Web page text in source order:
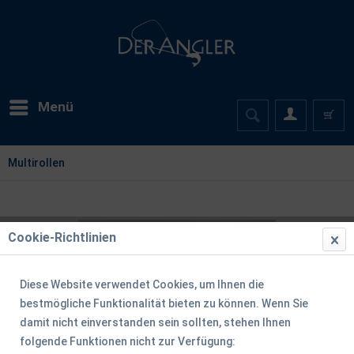
Menü
Multirollen
Cookie-Richtlinien
Diese Website verwendet Cookies, um Ihnen die
bestmögliche Funktionalität bieten zu können. Wenn Sie
damit nicht einverstanden sein sollten, stehen Ihnen
folgende Funktionen nicht zur Verfügung: